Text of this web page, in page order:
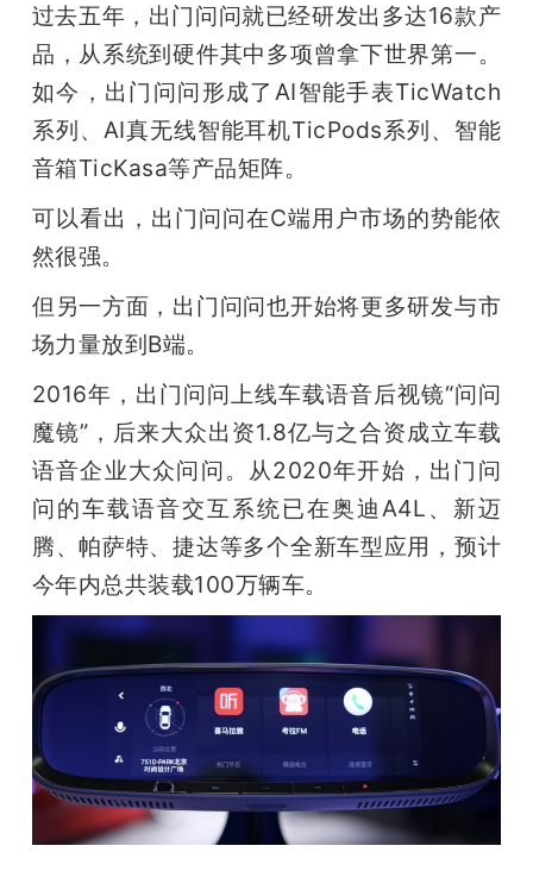
过去五年，出门问问就已经研发出多达16款产
品，从系统到硬件其中多项曾拿下世界第一。
如今，出门问问形成了AI智能手表TicWatch
系列、AI真无线智能耳机TicPods系列、智能
音箱TicKasa等产品矩阵。
可以看出，出门问问在C端用户市场的势能依
然很强。
但另一方面，出门问问也开始将更多研发与市
场力量放到B端。
2016年，出门问问上线车载语音后视镜“问问
魔镜”，后来大众出资1.8亿与之合资成立车载
语音企业大众问问。从2020年开始，出门问
问的车载语音交互系统已在奥迪A4L、新迈
腾、帕萨特、捷达等多个全新车型应用，预计
今年内总共装载100万辆车。